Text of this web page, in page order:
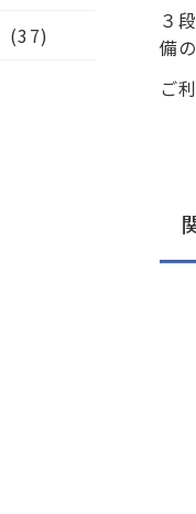
(37)
３
備
ご